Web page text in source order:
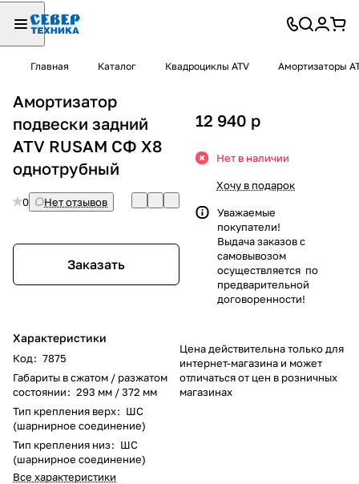
Главная Каталог Квадроциклы ATV Амортизаторы
Амортизатор
подвески задний
ATV RUSAM СФ Х8
однотрубный
0 Нет отзывов
Заказать
Характеристики
Код: 7875
Габариты в сжатом / разжатом
состоянии: 293 мм / 372 мм
Тип крепления верх: ШС
(шарнирное соединение)
Тип крепления низ: ШС
(шарнирное соединение)
Все характеристики
12 940 p
Нет в наличии
Хочу в подарок
Уважаемые
покупатели!
Выдача заказов с
самовывозом
осуществляется по
предварительной
договоренности!
Цена действительна только для
интернет-магазина и может
отличаться от цен в розничных
магазинах